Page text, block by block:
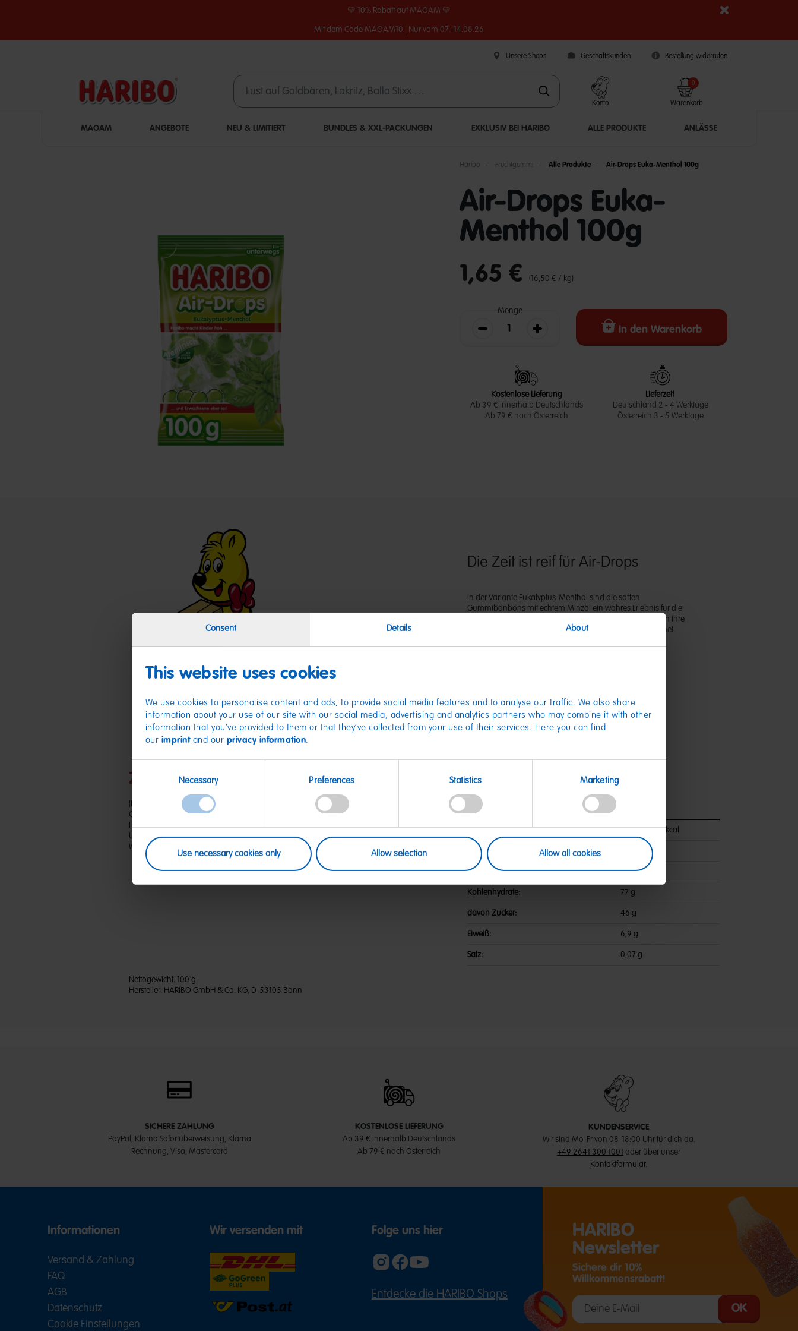
Consent Details About
This website uses cookies
We use cookies to personalise content and ads, to provide social media features and to analyse our traffic. We also share
information about your use of our site with our social media, advertising and analytics partners who may combine it with other
information that you’ve provided to them or that they’ve collected from your use of their services. Here you can find
our imprintand our privacy information.
Selection
Necessary Preferences Statistics Marketing
Use necessary cookies only Allow selection Allow all cookies
💛 10% Rabatt auf MAOAM 💛
Mit dem Code MAOAM10 | Nur vom 07.-14.08.26
Unsere Shops Geschäftskunden Bestellung widerrufen
Konto Warenkorb
0
MAOAM ANGEBOTE NEU & LIMITIERT BUNDLES & XXL-PACKUNGEN EXKLUSIV BEI HARIBO ALLE PRODUKTE ANLÄSSE
Haribo Fruchtgummi Alle Produkte Air-Drops Euka-Menthol 100g
Air-Drops Euka-
Menthol 100g
undefined out of 5 Customer Rating
1,65 € (16,50 € / kg)
Menge
Die Menge verringernDie Menge erhöhen In den Warenkorb
Kostenlose Lieferung
Ab 39 € innerhalb Deutschlands
Ab 79 € nach Österreich
Lieferzeit
Deutschland 2 - 4 Werktage
Österreich 3 - 5 Werktage
Die Zeit ist reif für Air-Drops
In der Variante Eukalyptus-Menthol sind die soften
Gummibonbons mit echtem Minzöl ein wahres Erlebnis für die
Atemfrische. Kauen, genießen, erfrischt durchatmen. Durch ihre
praktische Verpackung sind sie ideal für unterwegs geeignet.
Zutaten
(D) Gummibonbons mit Minzgeschmack | Zutaten: Glukosesirup; Zucker;
Gelatine; Dextrose; Aroma; Säuerungsmittel: Citronensäure; Frucht- und
Pflanzenkonzentrate: Spirulina, Saflor, Apfel; Minzöl; Sonnenblumenöl;
Überzugsmittel: Bienenwachs weiß und gelb. Kann Spuren von MILCH,
WEIZEN enthalten.
Nährwerte
Nährwerte
Energie: 1459 kJ/343 kcal
Fett:
davon gesättigte Fettsäuren: 0,1 g
Kohlenhydrate: 77 g
davon Zucker: 46 g
Eiweiß: 6,9 g
Salz: 0,07 g
Nettogewicht: 100 g
Hersteller: HARIBO GmbH & Co. KG, D-53105 Bonn
SICHERE ZAHLUNG
PayPal, Klarna Sofortüberweisung, Klarna
Rechnung, Visa, Mastercard
KOSTENLOSE LIEFERUNG
Ab 39 € innerhalb Deutschlands
Ab 79 € nach Österreich
KUNDENSERVICE
Wir sind Mo-Fr von 08-18:00 Uhr für dich da.
+49 2641 300 1001
oder über unser
Kontaktformular.
Informationen
Versand & Zahlung
FAQ
AGB
Datenschutz
Cookie Einstellungen
Wir versenden mit Folge uns hier
Entdecke die HARIBO Shops (ÖFFNET EINE EXTERNE SEITE IN EINEM NEUEN TAB)
HARIBO
Newsletter
Sichere dir 10%
Willkommensrabatt!